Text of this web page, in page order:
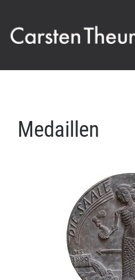
Medaillen